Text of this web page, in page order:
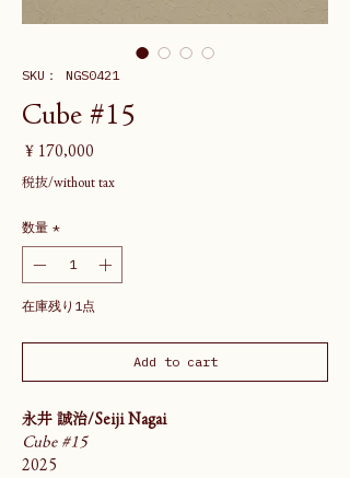
SKU： NGS0421
Cube #15
￥170,000
税抜/without tax
数量 *
在庫残り1点
Add to cart
永井 誠治/Seiji Nagai
Cube #15
2025